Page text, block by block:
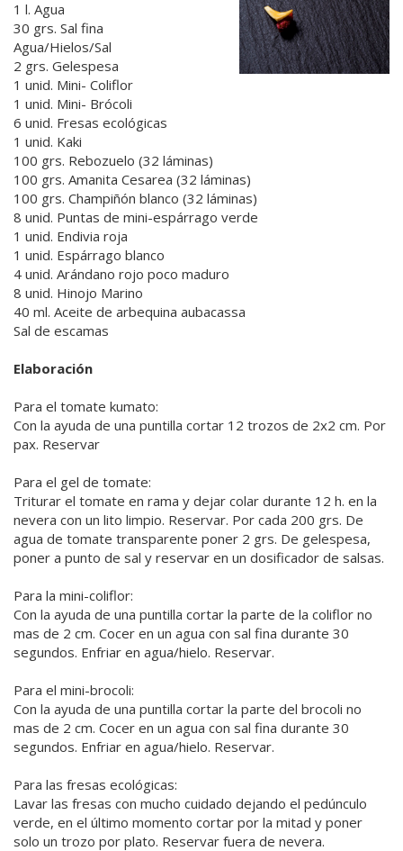
1 l. Agua
30 grs. Sal fina
Agua/Hielos/Sal
2 grs. Gelespesa
1 unid. Mini- Coliflor
1 unid. Mini- Brócoli
6 unid. Fresas ecológicas
1 unid. Kaki
100 grs. Rebozuelo (32 láminas)
100 grs. Amanita Cesarea (32 láminas)
100 grs. Champiñón blanco (32 láminas)
8 unid. Puntas de mini-espárrago verde
1 unid. Endivia roja
1 unid. Espárrago blanco
4 unid. Arándano rojo poco maduro
8 unid. Hinojo Marino
40 ml. Aceite de arbequina aubacassa
Sal de escamas
Elaboración
Para el tomate kumato:
Con la ayuda de una puntilla cortar 12 trozos de 2x2 cm. Por
pax. Reservar
Para el gel de tomate:
Triturar el tomate en rama y dejar colar durante 12 h. en la
nevera con un lito limpio. Reservar. Por cada 200 grs. De
agua de tomate transparente poner 2 grs. De gelespesa,
poner a punto de sal y reservar en un dosificador de salsas.
Para la mini-coliflor:
Con la ayuda de una puntilla cortar la parte de la coliflor no
mas de 2 cm. Cocer en un agua con sal fina durante 30
segundos. Enfriar en agua/hielo. Reservar.
Para el mini-brocoli:
Con la ayuda de una puntilla cortar la parte del brocoli no
mas de 2 cm. Cocer en un agua con sal fina durante 30
segundos. Enfriar en agua/hielo. Reservar.
Para las fresas ecológicas:
Lavar las fresas con mucho cuidado dejando el pedúnculo
verde, en el último momento cortar por la mitad y poner
solo un trozo por plato. Reservar fuera de nevera.